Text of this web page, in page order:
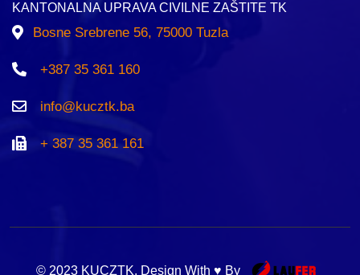
KANTONALNA UPRAVA CIVILNE ZAŠTITE TK
Bosne Srebrene 56, 75000 Tuzla
+387 35 361 160
info@kucztk.ba
+ 387 35 361 161
© 2023 KUCZTK. Design With ♥ By